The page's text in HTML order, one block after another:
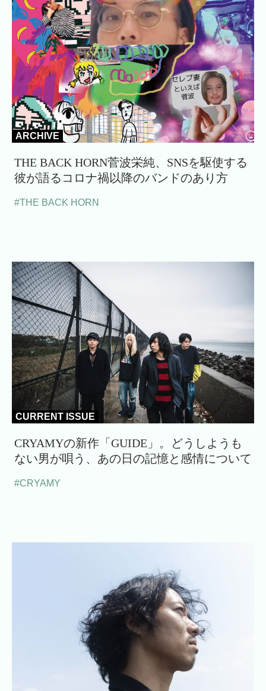
ARCHIVE
THE BACK HORN菅波栄純、SNSを駆使する
彼が語るコロナ禍以降のバンドのあり方
#THE BACK HORN
CURRENT ISSUE
CRYAMYの新作「GUIDE」。どうしようも
ない男が唄う、あの日の記憶と感情について
#CRYAMY